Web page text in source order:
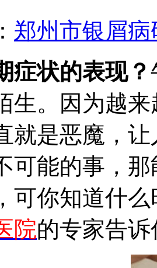
郑州市银屑病
症状的表现？
生。因为越
就是恶魔，
可能的事，
可你知道什
院的专家告诉